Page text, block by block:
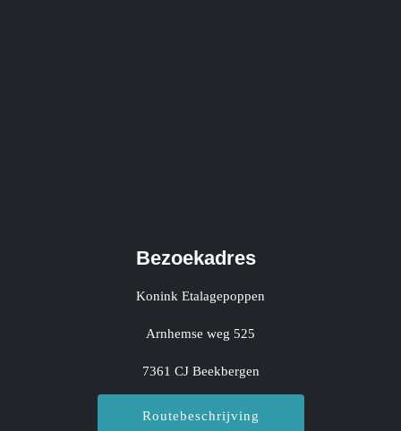
Bezoekadres
Konink Etalagepoppen
Arnhemse weg 525
7361 CJ Beekbergen
Routebeschrijving